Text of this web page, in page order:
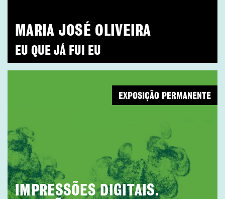
MARIA JOSÉ OLIVEIRA
EU QUE JÁ FUI EU
IMPRESSÕES DIGITAIS.
EXPOSIÇÃO PERMANENTE